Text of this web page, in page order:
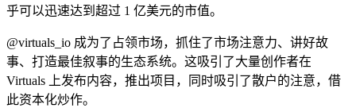
乎可以迅速达到超过 1 亿美元的市值。
@virtuals_io 成为了占领市场，抓住了市场注意力、讲好故
事、打造最佳叙事的生态系统。这吸引了大量创作者在
Virtuals 上发布内容，推出项目，同时吸引了散户的注意，借
此资本化炒作。